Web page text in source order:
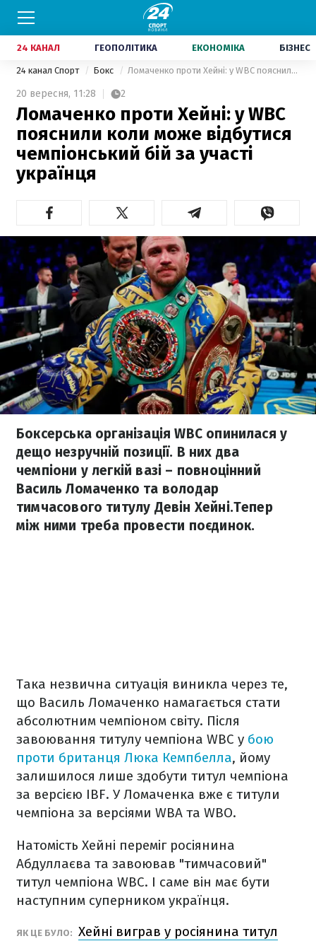
24 КАНАЛ ГЕОПОЛІТИКА ЕКОНОМІКА БІЗНЕС
24 канал Спорт Бокс Ломаченко проти Хейні: у WBC пояснили коли може відбутися чемпіонський бій за участі українця
20 вересня, 11:28 2
Ломаченко проти Хейні: у WBC
пояснили коли може відбутися
чемпіонський бій за участі
українця
Боксерська організація WBC опинилася у
дещо незручній позиції. В них два
чемпіони у легкій вазі – повноцінний
Василь Ломаченко та володар
тимчасового титулу Девін Хейні.Тепер
між ними треба провести поєдинок.
Така незвична ситуація виникла через те,
що Василь Ломаченко намагається стати
абсолютним чемпіоном світу. Після
завоювання титулу чемпіона WBC у бою
проти британця Люка Кемпбелла, йому
залишилося лише здобути титул чемпіона
за версією IBF. У Ломаченка вже є титули
чемпіона за версіями WBA та WBO.
Натомість Хейні переміг росіянина
Абдуллаєва та завоював "тимчасовий"
титул чемпіона WBC. І саме він має бути
наступним суперником українця.
ЯК ЦЕ БУЛО: Хейні виграв у росіянина титул